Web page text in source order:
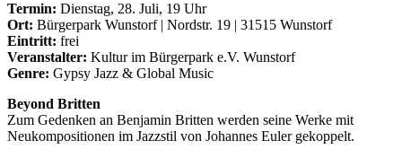
Termin: Dienstag, 28. Juli, 19 Uhr
Ort: Bürgerpark Wunstorf | Nordstr. 19 | 31515 Wunstorf
Eintritt: frei
Veranstalter: Kultur im Bürgerpark e.V. Wunstorf
Genre: Gypsy Jazz & Global Music
Beyond Britten
Zum Gedenken an Benjamin Britten werden seine Werke mit
Neukompositionen im Jazzstil von Johannes Euler gekoppelt.